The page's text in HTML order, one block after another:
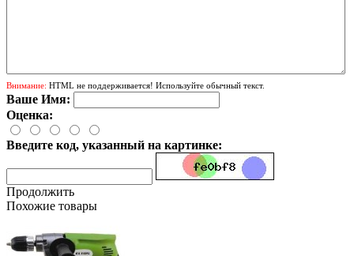
Внимание: HTML не поддерживается! Используйте обычный текст.
Ваше Имя:
Оценка:
Введите код, указанный на картинке:
Продолжить
Похожие товары